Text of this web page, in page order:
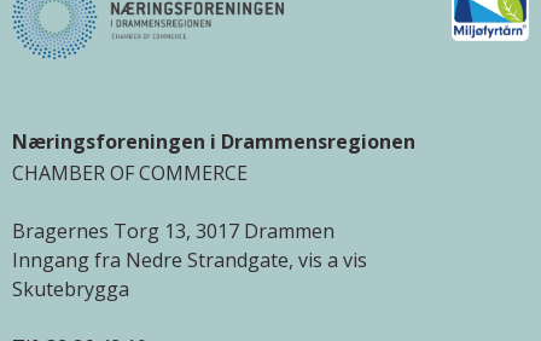
Næringsforeningen i Drammensregionen
CHAMBER OF COMMERCE
Bragernes Torg 13, 3017 Drammen
Inngang fra Nedre Strandgate, vis a vis
Skutebrygga